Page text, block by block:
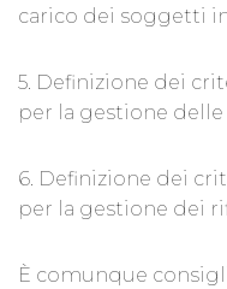
carico dei soggetti
5. Definizione dei
per la gestione delle
6. Definizione dei
per la gestione dei
È comunque